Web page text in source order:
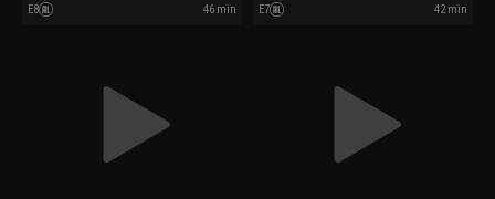
E8 46 min E7 42 min